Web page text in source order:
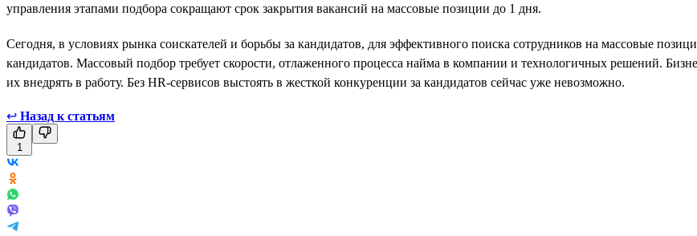
управления этапами подбора сокращают срок закрытия вакансий на массовые позиции до 1 дня.
Сегодня, в условиях рынка соискателей и борьбы за кандидатов, для эффективного поиска сотрудников на массовые
кандидатов. Массовый подбор требует скорости, отлаженного процесса найма в компании и технологичных решений.
их внедрять в работу. Без HR-сервисов выстоять в жесткой конкуренции за кандидатов сейчас уже невозможно.
↩ Назад к статьям
1